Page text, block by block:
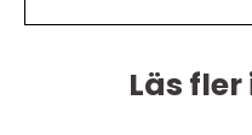
Läs